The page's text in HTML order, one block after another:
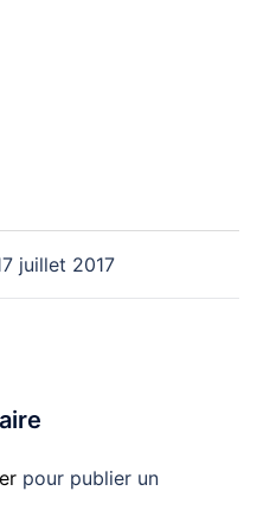
juillet 2017
pour publier un